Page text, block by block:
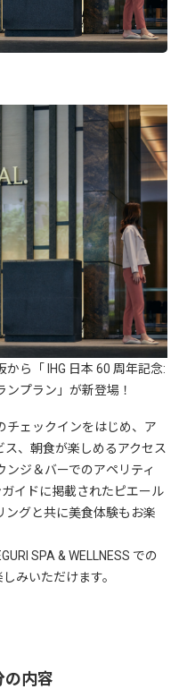
ら「 IHG 日本 60 周年記念:
プラン」が新登場！
チェックインをはじめ、ア
、朝食が楽しめるアクセス
ンジ＆バーでのアペリティ
イドに掲載されたピエール
ングと共に美食体験もお楽
SPA & WELLNESS での
みいただけます。
の内容